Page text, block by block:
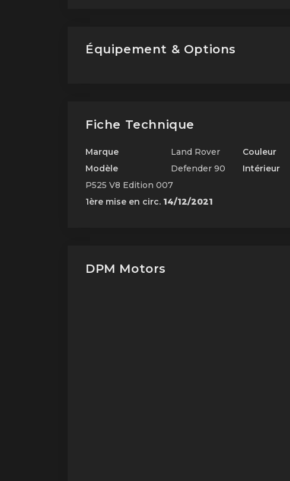
Équipement & Options
Fiche Technique
Marque
Land Rover
Modèle
Defender 90
P525 V8 Edition 007
1ère mise en circ. 14/12/2021
Couleur
Intérieur
DPM Motors